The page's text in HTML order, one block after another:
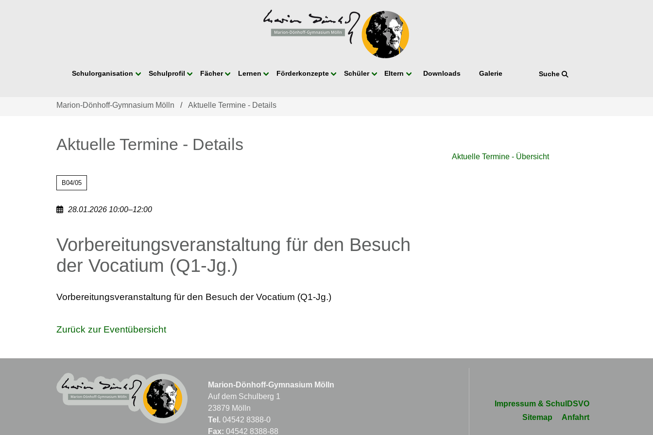
Schulorganisation Schulprofil Fächer Lernen Förderkonzepte Schüler Eltern Downloads Galerie Suche
Marion-Dönhoff-Gymnasium Mölln Aktuelle Termine - Details
Aktuelle Termine - Details
B04/05
28.01.2026 10:00–12:00
Vorbereitungsveranstaltung für den Besuch
der Vocatium (Q1-Jg.)
Vorbereitungsveranstaltung für den Besuch der Vocatium (Q1-Jg.)
Zurück zur Eventübersicht
Navigation
Aktuelle Termine - Übersicht
Marion-Dönhoff-Gymnasium Mölln
Auf dem Schulberg 1
23879 Mölln
Tel. 04542 8388-0
Fax: 04542 8388-88
Impressum & SchulDSVO
Sitemap
Anfahrt